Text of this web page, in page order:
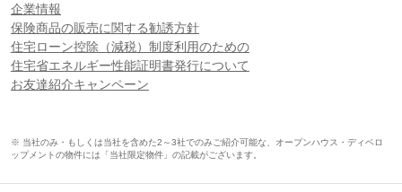
企業情報
保険商品の販売に関する勧誘方針
住宅ローン控除（減税）制度利用のための
住宅省エネルギー性能証明書発行について
お友達紹介キャンペーン
※ 当社のみ・もしくは当社を含めた2～3社でのみご紹介可能な、オープンハウス・ディベロ
ップメントの物件には「当社限定物件」の記載がございます。